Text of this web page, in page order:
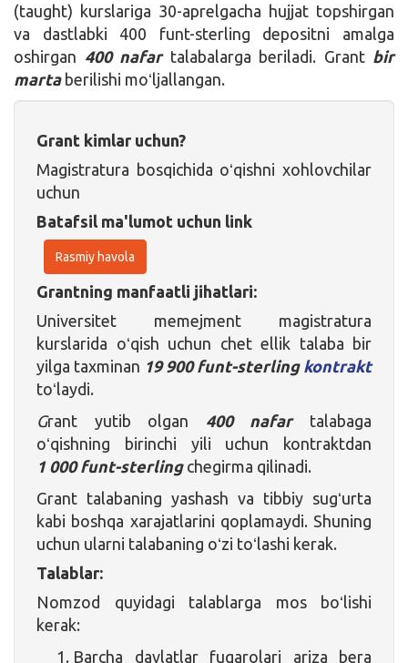
(taught) kurslariga 30-aprelgacha hujjat topshirgan
va dastlabki 400 funt-sterling depositni amalga
oshirgan 400 nafar talabalarga beriladi. Grant bir
marta berilishi moʻljallangan.
Grant kimlar uchun?
Magistratura bosqichida oʻqishni xohlovchilar
uchun
Batafsil ma'lumot uchun link
Rasmiy havola
Grantning manfaatli jihatlari:
Universitet memejment magistratura
kurslarida oʻqish uchun chet ellik talaba bir
yilga taxminan 19 900 funt-sterling kontrakt
toʻlaydi.
Grant yutib olgan 400 nafar talabaga
oʻqishning birinchi yili uchun kontraktdan
1 000 funt-sterlingchegirma qilinadi.
Grant talabaning yashash va tibbiy sugʻurta
kabi boshqa xarajatlarini qoplamaydi. Shuning
uchun ularni talabaning oʻzi toʻlashi kerak.
Talablar:
Nomzod quyidagi talablarga mos boʻlishi
kerak:
Barcha davlatlar fuqarolari ariza bera